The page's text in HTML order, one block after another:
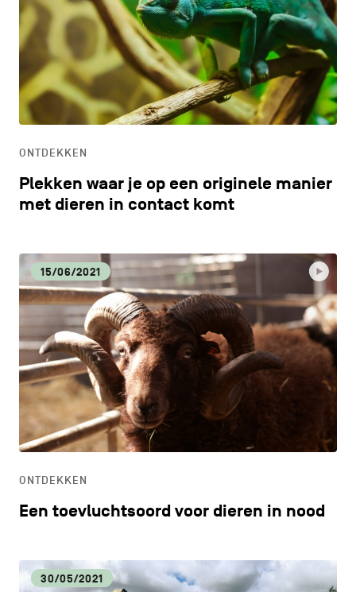
ONTDEKKEN
Plekken waar je op een originele manier
met dieren in contact komt
15/06/2021
ONTDEKKEN
Een toevluchtsoord voor dieren in nood
30/05/2021